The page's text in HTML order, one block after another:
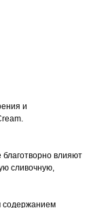
и
влияют
сливочную,
содержанием